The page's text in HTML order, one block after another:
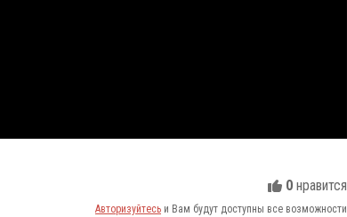
0 нравится
Авторизуйтесь и Вам будут доступны все возможности